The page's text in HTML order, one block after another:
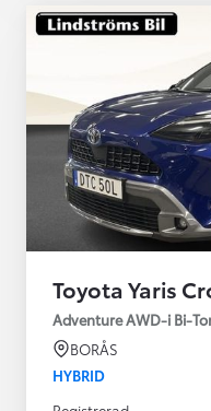
Toyota Yaris
Adventure AWD-i Bi-
BORÅS
HYBRID